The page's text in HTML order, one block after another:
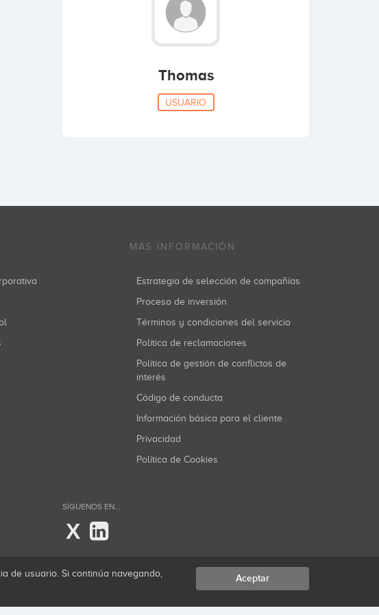
Thomas
USUARIO
MÁS INFORMACIÓN
Estrategia de selección de compañías
Proceso de inversión
Términos y condiciones del servicio
Política de reclamaciones
Política de gestión de conflictos de
interés
Código de conducta
Información básica para el cliente
Privacidad
Política de Cookies
SÍGUENOS EN...
X
de usuario. Si continúa navegando,
Aceptar